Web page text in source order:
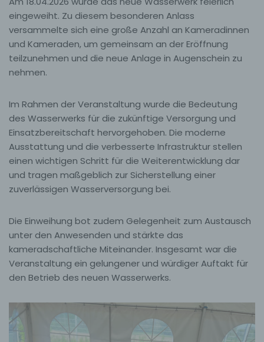
eingeweiht. Zu diesem besonderen Anlass
versammelte sich eine große Anzahl an Kameradinnen
und Kameraden, um gemeinsam an der Eröffnung
teilzunehmen und die neue Anlage in Augenschein zu
nehmen.
Im Rahmen der Veranstaltung wurde die Bedeutung
des Wasserwerks für die zukünftige Versorgung und
Einsatzbereitschaft hervorgehoben. Die moderne
Ausstattung und die verbesserte Infrastruktur stellen
einen wichtigen Schritt für die Weiterentwicklung dar
und tragen maßgeblich zur Sicherstellung einer
zuverlässigen Wasserversorgung bei.
Die Einweihung bot zudem Gelegenheit zum Austausch
unter den Anwesenden und stärkte das
kameradschaftliche Miteinander. Insgesamt war die
Veranstaltung ein gelungener und würdiger Auftakt für
den Betrieb des neuen Wasserwerks.